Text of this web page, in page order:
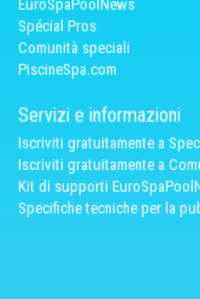
EuroSpaPoolNews
Spécial Pros
Comunità speciali
PiscineSpa.com
Servizi e informazioni
Iscriviti gratuitamente a
Iscriviti gratuitamente a
Kit di supporti
Specifiche tecniche per la